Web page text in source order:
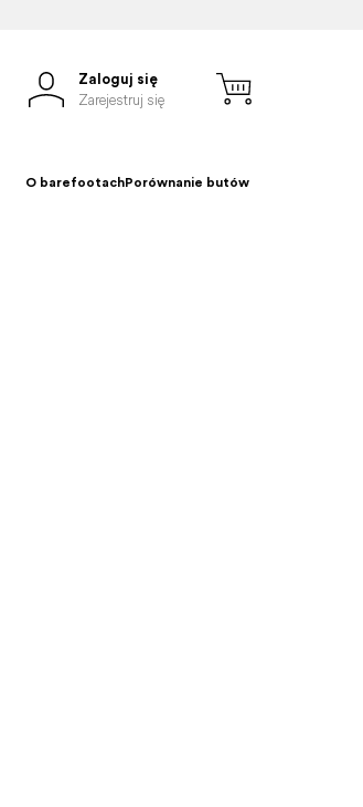
Zaloguj się
Zarejestruj się
O barefootachPorównanie butów